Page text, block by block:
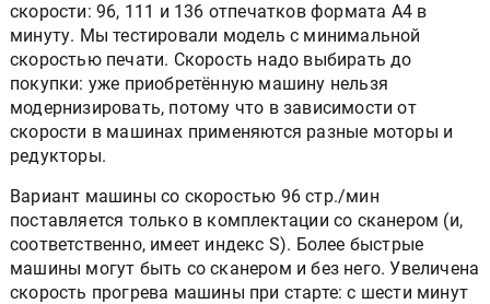
скорости: 96, 111 и 136 отпечатков формата А4 в
минуту. Мы тестировали модель с минимальной
скоростью печати. Скорость надо выбирать до
покупки: уже приобретённую машину нельзя
модернизировать, потому что в зависимости от
скорости в машинах применяются разные моторы и
редукторы.
Вариант машины со скоростью 96 стр./мин
поставляется только в комплектации со сканером (и,
соответственно, имеет индекс S). Более быстрые
машины могут быть со сканером и без него. Увеличена
скорость прогрева машины при старте: с шести минут